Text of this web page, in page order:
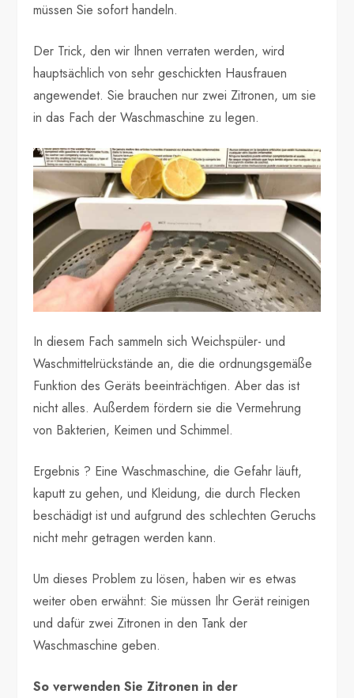
müssen Sie sofort handeln.
Der Trick, den wir Ihnen verraten werden, wird
hauptsächlich von sehr geschickten Hausfrauen
angewendet. Sie brauchen nur zwei Zitronen, um sie
in das Fach der Waschmaschine zu legen.
In diesem Fach sammeln sich Weichspüler- und
Waschmittelrückstände an, die die ordnungsgemäße
Funktion des Geräts beeinträchtigen. Aber das ist
nicht alles. Außerdem fördern sie die Vermehrung
von Bakterien, Keimen und Schimmel.
Ergebnis ? Eine Waschmaschine, die Gefahr läuft,
kaputt zu gehen, und Kleidung, die durch Flecken
beschädigt ist und aufgrund des schlechten Geruchs
nicht mehr getragen werden kann.
Um dieses Problem zu lösen, haben wir es etwas
weiter oben erwähnt: Sie müssen Ihr Gerät reinigen
und dafür zwei Zitronen in den Tank der
Waschmaschine geben.
So verwenden Sie Zitronen in der